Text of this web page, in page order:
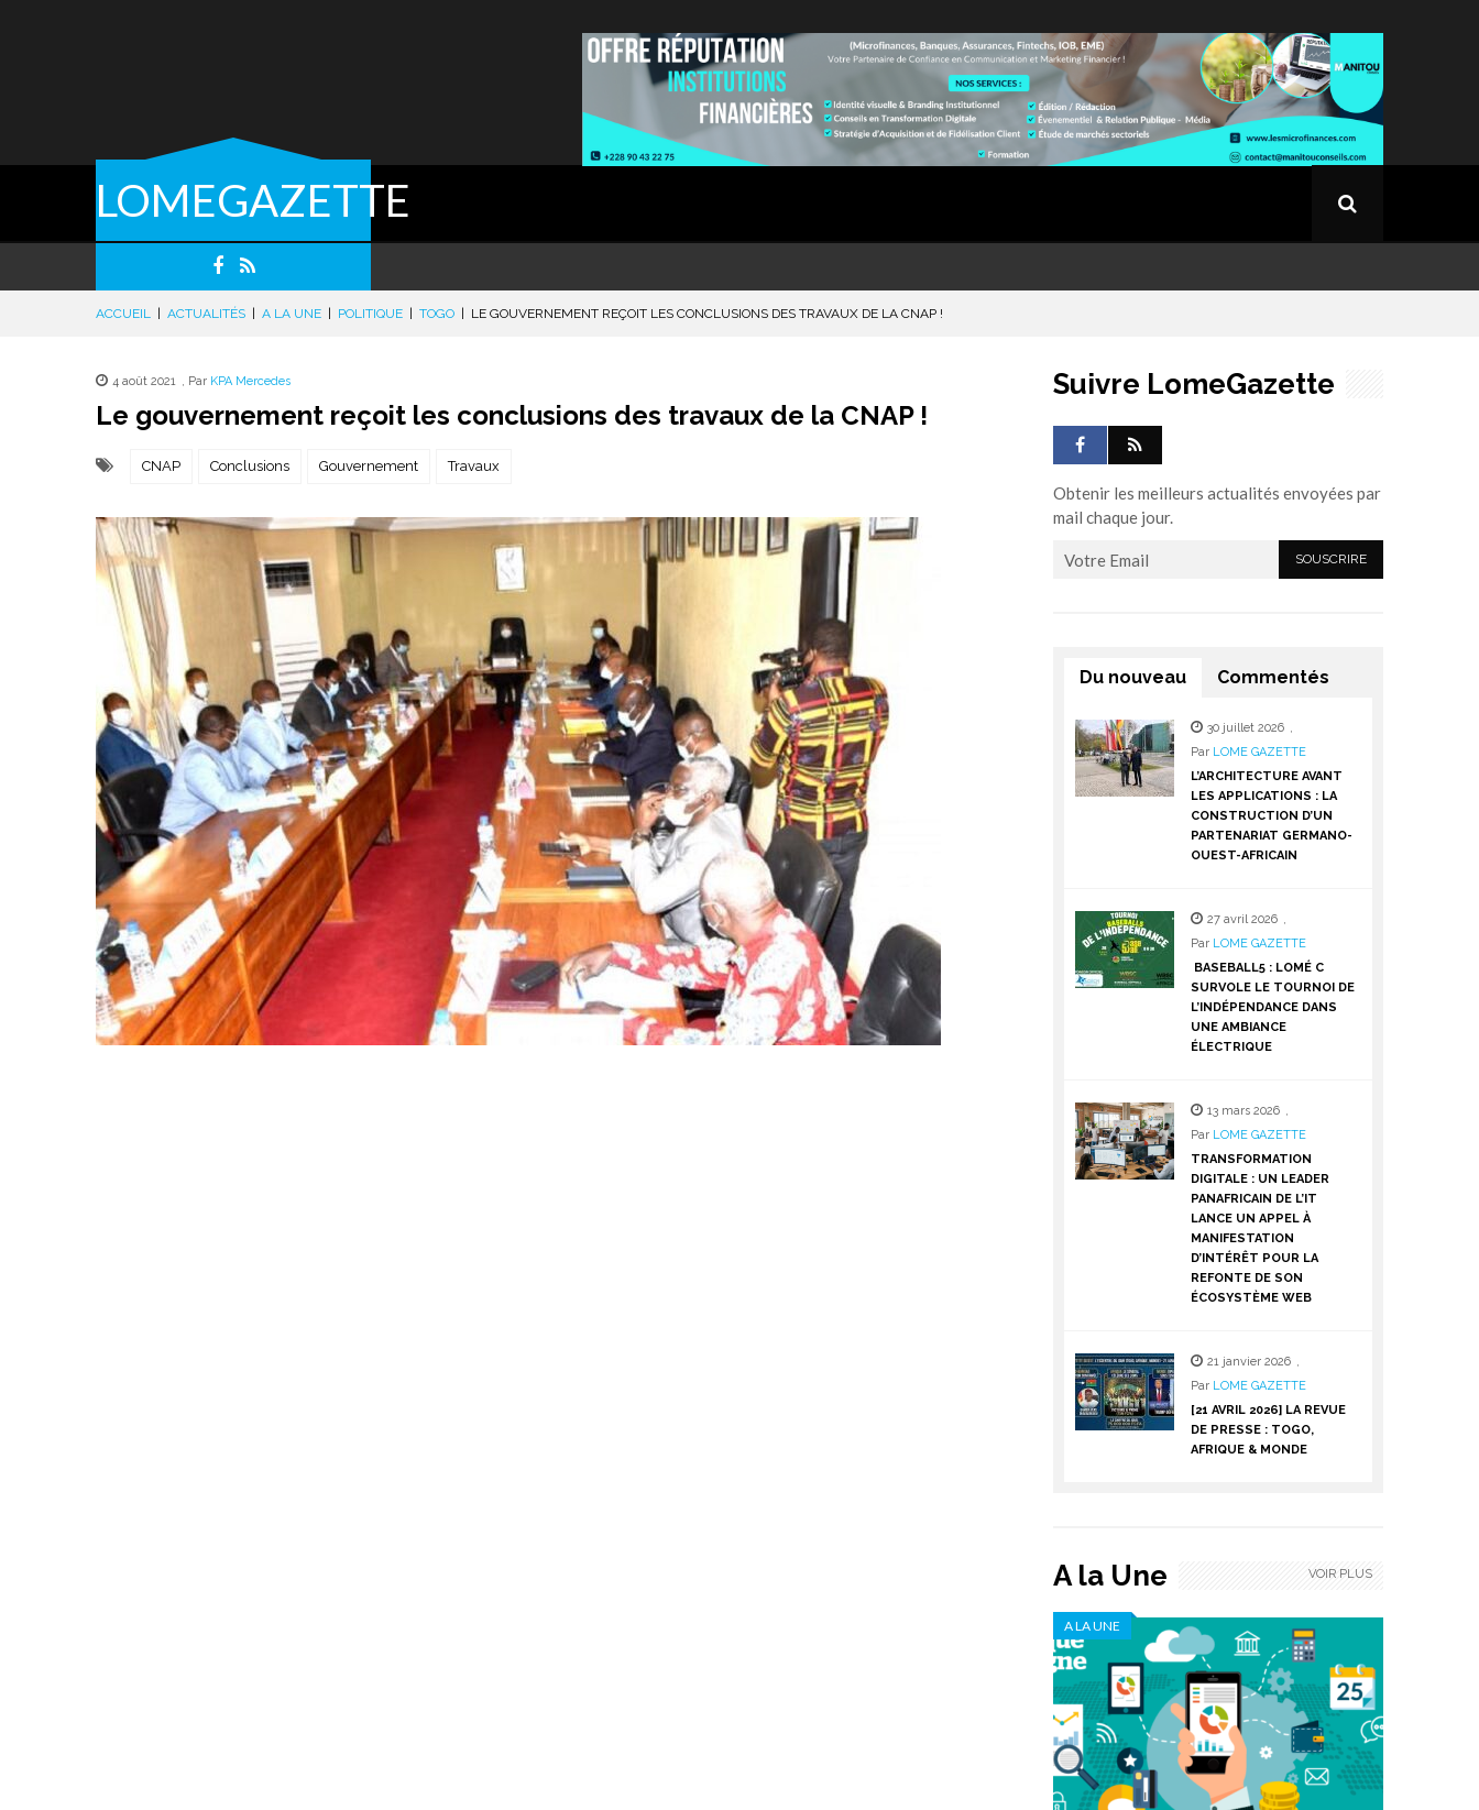
LOMEGAZETTE
ACCUEIL ACTUALITÉS A LA UNE POLITIQUE TOGO LE GOUVERNEMENT REÇOIT LES CONCLUSIONS DES TRAVAUX DE LA CNAP !
4 août 2021 , Par KPA Mercedes
Le gouvernement reçoit les conclusions des travaux de la CNAP !
CNAP Conclusions Gouvernement Travaux
Suivre LomeGazette
Obtenir les meilleurs actualités envoyées par
mail chaque jour.
Du nouveau Commentés
30 juillet 2026 ,
Par LOME GAZETTE
L’ARCHITECTURE AVANT
LES APPLICATIONS : LA
CONSTRUCTION D’UN
PARTENARIAT GERMANO-
OUEST-AFRICAIN
27 avril 2026 ,
Par LOME GAZETTE
BASEBALL5 : LOMÉ C
SURVOLE LE TOURNOI DE
L’INDÉPENDANCE DANS
UNE AMBIANCE
ÉLECTRIQUE
13 mars 2026 ,
Par LOME GAZETTE
TRANSFORMATION
DIGITALE : UN LEADER
PANAFRICAIN DE L’IT
LANCE UN APPEL À
MANIFESTATION
D’INTÉRÊT POUR LA
REFONTE DE SON
ÉCOSYSTÈME WEB
21 janvier 2026 ,
Par LOME GAZETTE
[21 AVRIL 2026] LA REVUE
DE PRESSE : TOGO,
AFRIQUE & MONDE
A la Une
A LA UNE
VOIR PLUS